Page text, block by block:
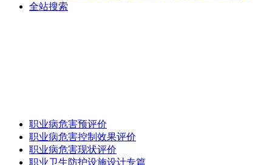
全站搜索
职业病危害预评价
职业病危害控制效果评价
职业病危害现状评价
职业卫生防护设施设计专篇